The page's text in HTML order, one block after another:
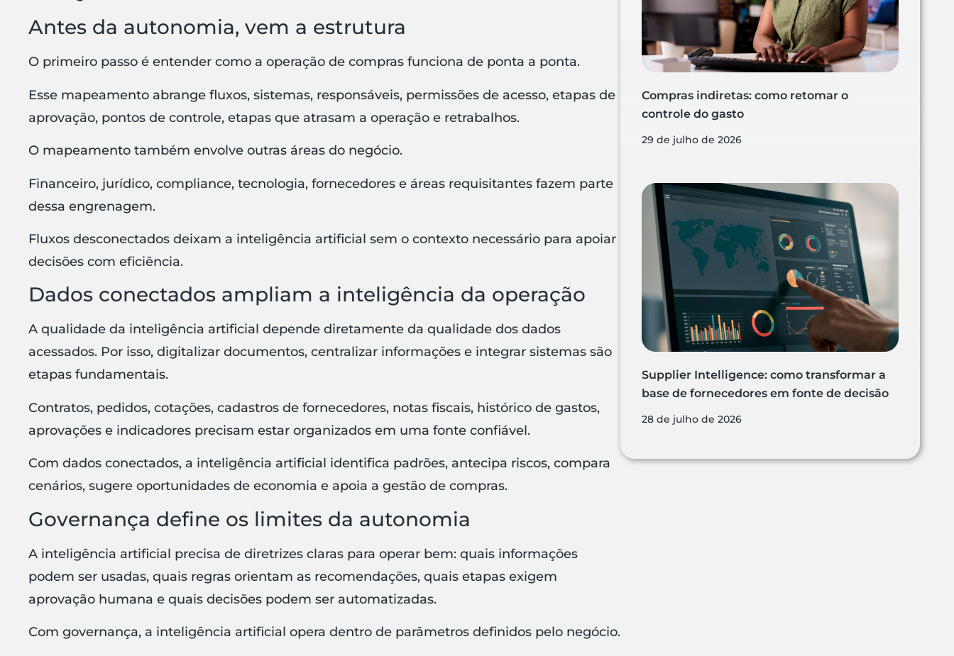
Antes da autonomia, vem a estrutura
O primeiro passo é entender como a operação de compras funciona de ponta a ponta.
Esse mapeamento abrange fluxos, sistemas, responsáveis, permissões de acesso, etapas de
aprovação, pontos de controle, etapas que atrasam a operação e retrabalhos.
O mapeamento também envolve outras áreas do negócio.
Financeiro, jurídico, compliance, tecnologia, fornecedores e áreas requisitantes fazem parte
dessa engrenagem.
Fluxos desconectados deixam a inteligência artificial sem o contexto necessário para apoiar
decisões com eficiência.
Dados conectados ampliam a inteligência da operação
A qualidade da inteligência artificial depende diretamente da qualidade dos dados
acessados. Por isso, digitalizar documentos, centralizar informações e integrar sistemas são
etapas fundamentais.
Contratos, pedidos, cotações, cadastros de fornecedores, notas fiscais, histórico de gastos,
aprovações e indicadores precisam estar organizados em uma fonte confiável.
Com dados conectados, a inteligência artificial identifica padrões, antecipa riscos, compara
cenários, sugere oportunidades de economia e apoia a gestão de compras.
Governança define os limites da autonomia
A inteligência artificial precisa de diretrizes claras para operar bem: quais informações
podem ser usadas, quais regras orientam as recomendações, quais etapas exigem
aprovação humana e quais decisões podem ser automatizadas.
Com governança, a inteligência artificial opera dentro de parâmetros definidos pelo negócio.
Compras indiretas: como retomar o
controle do gasto
29 de julho de 2026
Supplier Intelligence: como transformar a
base de fornecedores em fonte de decisão
28 de julho de 2026